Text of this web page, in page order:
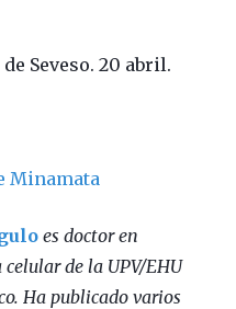
Seveso. 20 abril.
Minamata
es doctor en
de la UPV/EHU
Ha publicado varios